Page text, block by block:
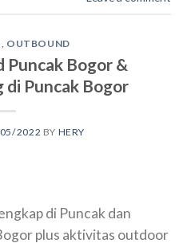
OUTBOUND
Puncak Bogor &
di Puncak Bogor
2022 BY HERY
di Puncak dan
plus aktivitas outdoor